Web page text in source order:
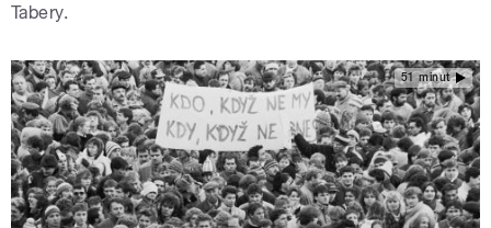
Tabery.
51 minut